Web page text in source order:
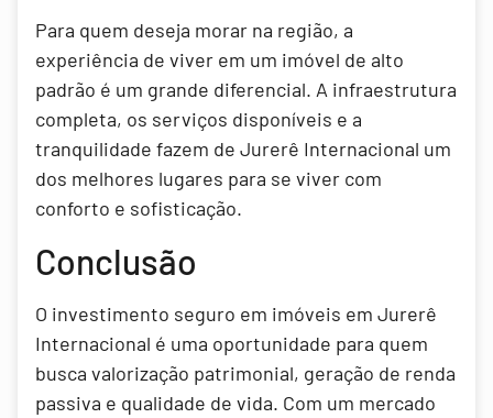
Para quem deseja morar na região, a
experiência de viver em um imóvel de alto
padrão é um grande diferencial. A infraestrutura
completa, os serviços disponíveis e a
tranquilidade fazem de Jurerê Internacional um
dos melhores lugares para se viver com
conforto e sofisticação.
Conclusão
O investimento seguro em imóveis em Jurerê
Internacional é uma oportunidade para quem
busca valorização patrimonial, geração de renda
passiva e qualidade de vida. Com um mercado